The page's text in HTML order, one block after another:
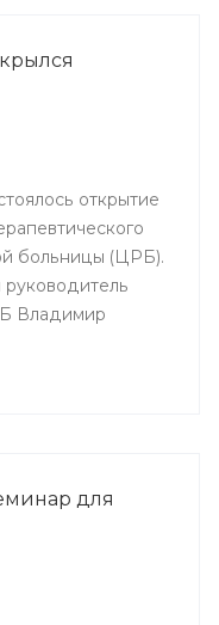
открытие
больницы (ЦРБ).
Владимир
МР
для